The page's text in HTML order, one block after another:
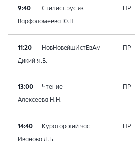
9:40 Стилист.рус.яз. ПР
Варфоломеева Ю.Н
11:20 НовНовейшИстЕвАм ПР
Дикий Я.В.
13:00 Чтение ПР
Алексеева Н.Н.
14:40 Кураторский час ПР
Иванова Л.Б.